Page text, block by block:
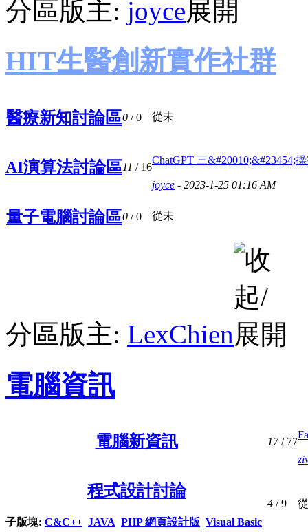
分區版主: joyce
HIT生醫創新實作社群
醫療新知討論區0 / 0 從未
AI演算法討論區11 / 16
ChatGPT 三&#20010;&#23454;
joyce - 2023-1-25 01:16 AM
量子電腦討論區0 / 0 從未
分區版主: LexChien
電腦資訊
電腦新資訊 17/ 77
程式設計討論
子版塊: C&C++ JAVA PHP 網頁設計版 Visual Basic
4 / 9